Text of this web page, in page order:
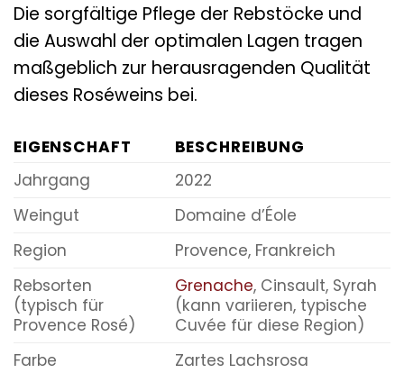
Die sorgfältige Pflege der Rebstöcke und
die Auswahl der optimalen Lagen tragen
maßgeblich zur herausragenden Qualität
dieses Roséweins bei.
EIGENSCHAFT
BESCHREIBUNG
Jahrgang
2022
Weingut
Domaine d’Éole
Region
Provence, Frankreich
Rebsorten
(typisch für
Provence Rosé)
Grenache, Cinsault, Syrah
(kann variieren, typische
Cuvée für diese Region)
Farbe
Zartes Lachsrosa